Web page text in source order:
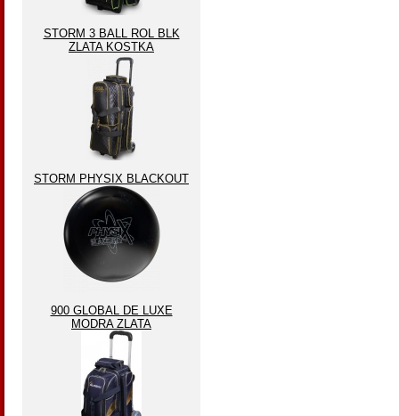
STORM 3 BALL ROL BLK
ZLATA KOSTKA
STORM PHYSIX BLACKOUT
900 GLOBAL DE LUXE
MODRA ZLATA